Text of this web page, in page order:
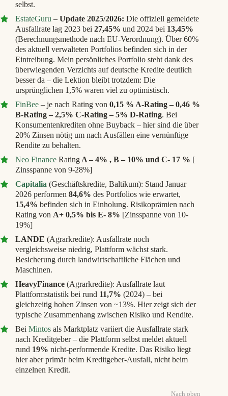
selbst.
EstateGuru – Update 2025/2026: Die offiziell gemeldete
Ausfallrate lag 2023 bei 27,45% und 2024 bei 13,45%
(Berechnungsmethode nach EU-Verordnung). Über 60%
des aktuell verwalteten Portfolios befinden sich in der
Eintreibung. Mein persönliches Portfolio steht dank des
überwiegenden Verzichts auf deutsche Kredite deutlich
besser da – die Lektion bleibt trotzdem: Die
ursprünglichen 1,5% waren viel zu optimistisch.
FinBee – je nach Rating von 0,15 % A-Rating – 0,46 %
B-Rating – 2,5% C-Rating – 5% D-Rating. Bei
Konsumentenkrediten ohne Buyback – hier sind die über
20% Zinsen nötig um nach Ausfällen eine vernünftige
Rendite zu behalten.
Neo Finance Rating A – 4% , B – 10% und C- 17 % [
Zinsspanne von 9-28%]
Capitalia (Geschäftskredite, Baltikum): Stand Januar
2026 performen 84,6% des Portfolios wie erwartet,
15,4% befinden sich in Einholung. Risikoprämien nach
Rating von A+ 0,5% bis E- 8% [Zinsspanne von 10-
19%]
LANDE (Agrarkredite): Ausfallrate noch
vergleichsweise niedrig, Plattform wächst stark.
Besicherung durch landwirtschaftliche Flächen und
Maschinen.
HeavyFinance (Agrarkredite): Ausfallrate laut
Plattformstatistik bei rund 11,7% (2024) – bei
gleichzeitig hohen Zinsen von ~13%. Hier zeigt sich der
typische Zusammenhang zwischen Risiko und Rendite.
Bei Mintos als Marktplatz variiert die Ausfallrate stark
nach Kreditgeber – die Plattform selbst meldet aktuell
rund 19% nicht-performende Kredite. Das Risiko liegt
hier aber primär beim Kreditgeber-Ausfall, nicht beim
einzelnen Kredit.
Nach oben